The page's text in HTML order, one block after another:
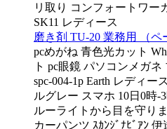
リ取り コンフォートワー
SK11 レディース
磨き剤 TU-20 業務用 （ペ
pcめがね 青色光カット
ト pc眼鏡 パソコンメガ
spc-004-1p Earth レディー
ルグレー スマホ 10日0時-
ルーライトから目を守り
カーパンツ ｽｶﾝｼﾞﾅﾋﾞｱﾝ